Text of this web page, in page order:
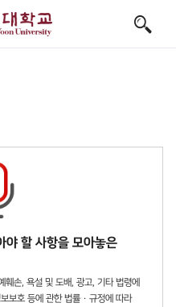
야 할 사항을 모아놓은
훼손, 욕설 및 도배, 광고, 기타 법령에
보호 등에 관한 법률 · 규정에 따라